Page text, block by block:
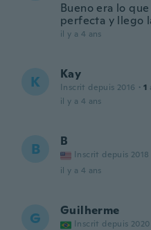
Bueno era lo
perfecta y llego
il y a 4 ans
K Kay
Inscrit depuis 2016 · 1
il y a 4 ans
B B
Inscrit depuis 2018
il y a 4 ans
G Guilherme
Inscrit depuis 2020